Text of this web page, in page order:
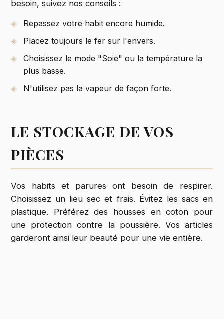
besoin, suivez nos conseils :
Repassez votre habit encore humide.
Placez toujours le fer sur l'envers.
Choisissez le mode "Soie" ou la température la
plus basse.
N'utilisez pas la vapeur de façon forte.
LE STOCKAGE DE VOS
PIÈCES
Vos habits et parures ont besoin de respirer.
Choisissez un lieu sec et frais. Évitez les sacs en
plastique. Préférez des housses en coton pour
une protection contre la poussière. Vos articles
garderont ainsi leur beauté pour une vie entière.